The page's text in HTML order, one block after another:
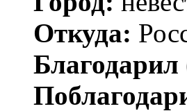
Откуда:
Благодарил